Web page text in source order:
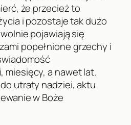
że przecież to
i pozostaje tak dużo
pojawiają się
popełnione grzechy i
miesięcy, a nawet lat.
utraty nadziei, aktu
w Boże